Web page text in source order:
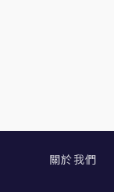
關於我們